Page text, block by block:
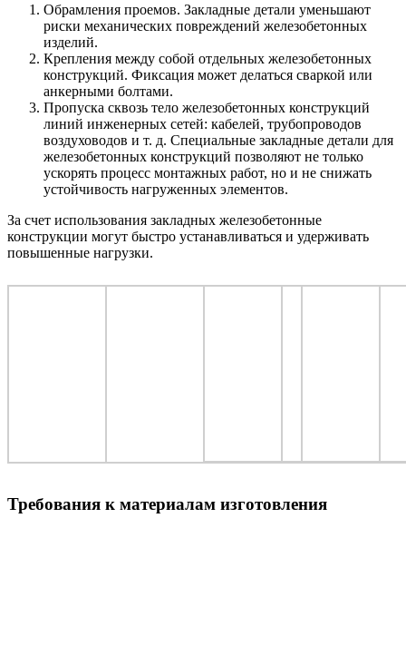
Обрамления проемов. Закладные детали уменьшают
риски механических повреждений железобетонных
изделий.
Крепления между собой отдельных железобетонных
конструкций. Фиксация может делаться сваркой или
анкерными болтами.
Пропуска сквозь тело железобетонных конструкций
линий инженерных сетей: кабелей, трубопроводов
воздуховодов и т. д. Специальные закладные детали для
железобетонных конструкций позволяют не только
ускорять процесс монтажных работ, но и не снижать
устойчивость нагруженных элементов.
За счет использования закладных железобетонные
конструкции могут быстро устанавливаться и удерживать
повышенные нагрузки.
Требования к материалам изготовления